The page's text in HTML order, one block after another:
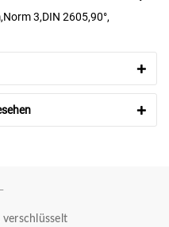
3,DIN 2605,90°,
verschlüsselt